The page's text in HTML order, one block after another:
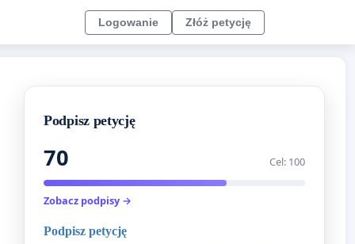
Logowanie Złóż petycję
Podpisz petycję
70 Cel: 100
Zobacz podpisy →
Podpisz petycję